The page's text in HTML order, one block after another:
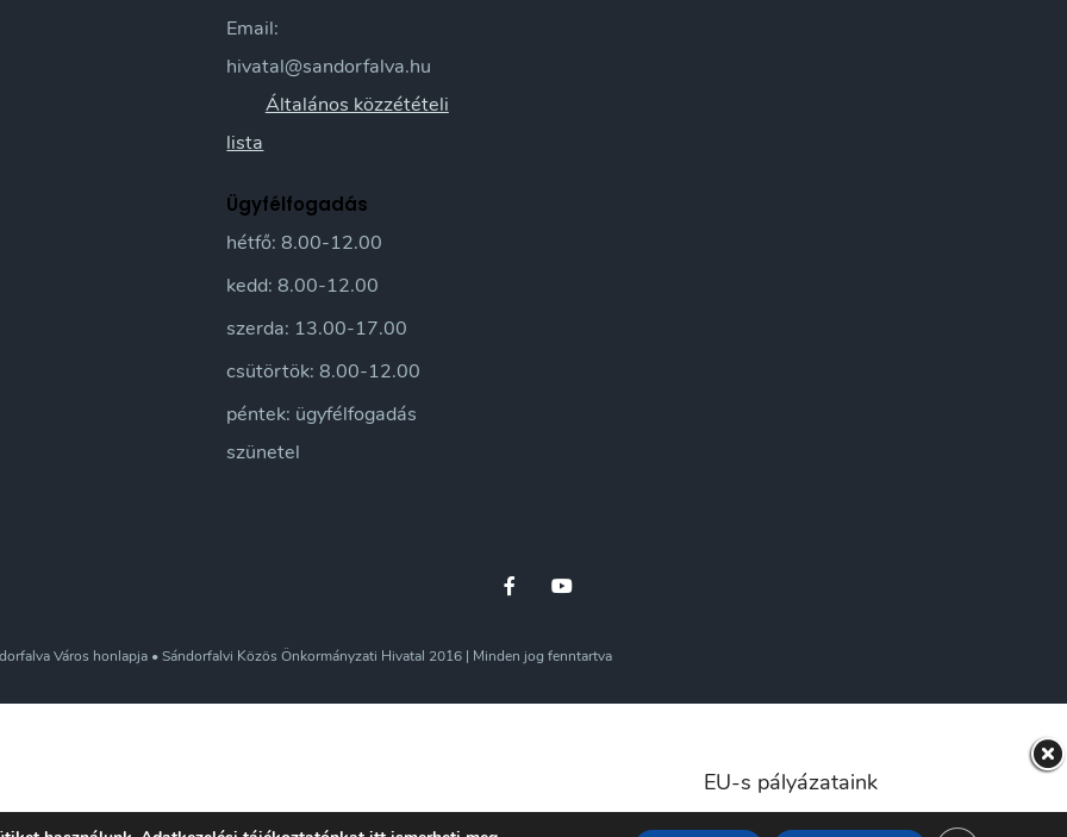
Email:
hivatal@sandorfalva.hu
Általános közzétételi
lista
Ügyfélfogadás
hétfő: 8.00-12.00
kedd: 8.00-12.00
szerda: 13.00-17.00
csütörtök: 8.00-12.00
péntek: ügyfélfogadás
szünetel
Város honlapja • Sándorfalvi Közös Önkormányzati Hivatal 2016 | Minden jog fenntartva
EU-s pályázataink